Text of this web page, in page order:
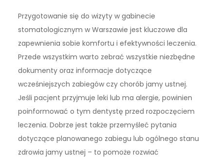
Przygotowanie się do wizyty w gabinecie
stomatologicznym w Warszawie jest kluczowe dla
zapewnienia sobie komfortu i efektywności leczenia.
Przede wszystkim warto zebrać wszystkie niezbędne
dokumenty oraz informacje dotyczące
wcześniejszych zabiegów czy chorób jamy ustnej.
Jeśli pacjent przyjmuje leki lub ma alergie, powinien
poinformować o tym dentystę przed rozpoczęciem
leczenia. Dobrze jest także przemyśleć pytania
dotyczące planowanego zabiegu lub ogólnego stanu
zdrowia jamy ustnej – to pomoże rozwiać